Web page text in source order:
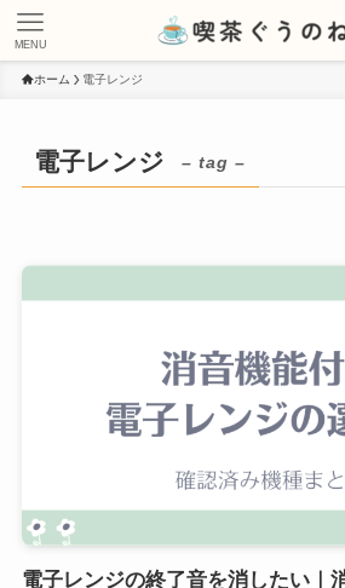
MENU
ホーム 電子レンジ
電子レンジ – tag –
電子レンジの終了音を消したい｜